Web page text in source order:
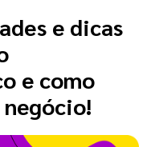
e dicas
e como